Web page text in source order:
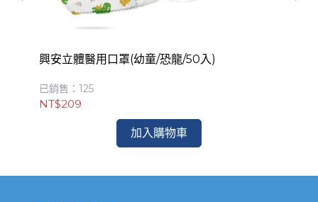
興安立體醫用口罩(幼童/恐龍/50入)
已銷售：125
NT$209
加入購物車